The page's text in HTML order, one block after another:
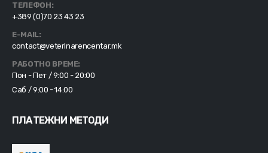
ТЕЛЕФОН:
+389 (0)70 23 43 23
E-MAIL:
contact@veterinarencentar.mk
РАБОТНО ВРЕМЕ:
Пон - Пет / 9:00 - 20:00
Саб / 9:00 - 14:00
ПЛАТЕЖНИ МЕТОДИ